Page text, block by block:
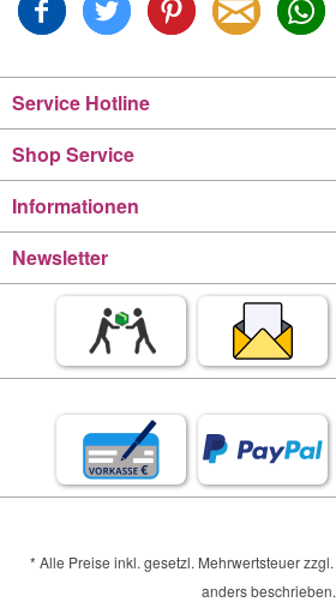
Service Hotline
Shop Service
Informationen
Newsletter
* Alle Preise inkl. gesetzl. Mehrwertsteuer zzgl.
anders beschrieben.